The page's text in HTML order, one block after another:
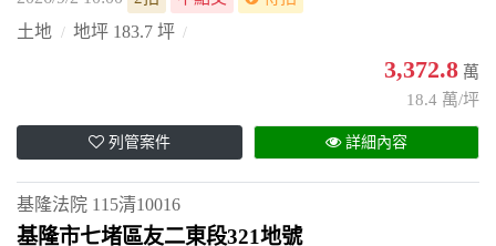
土地 地坪 183.7 坪
3,372.8 萬
18.4 萬/坪
列管案件 詳細內容
基隆法院 115清10016
基隆市七堵區友二東段321地號